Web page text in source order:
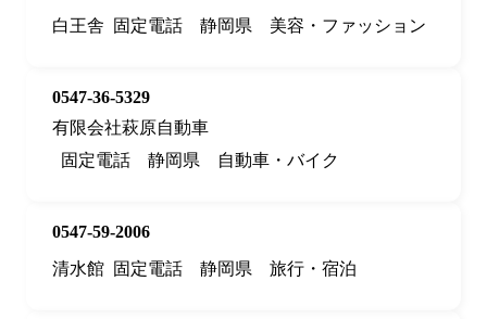
白王舎
固定電話 静岡県 美容・ファッション
0547-36-5329
有限会社萩原自動車
固定電話
静岡県 自動車・バイク
0547-59-2006
清水館 固定電話 静岡県 旅行・宿泊